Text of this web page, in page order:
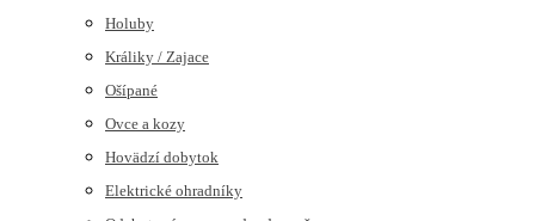
Holuby
Králiky / Zajace
Ošípané
Ovce a kozy
Hovädzí dobytok
Elektrické ohradníky